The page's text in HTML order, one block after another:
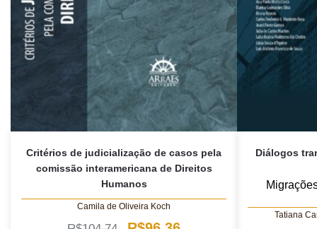
Critérios de judicialização de casos pela
comissão interamericana de Direitos
Humanos
Camila de Oliveira Koch
Diálogos
Tatiana